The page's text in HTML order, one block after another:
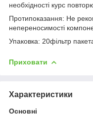
необхідності курс
Протипоказання: Не
непереносимості
Упаковка: 20фільтр
Приховати
Характеристики
Основні